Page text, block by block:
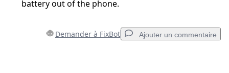
battery out of the phone.
Demander à FixBot Ajouter un commentaire